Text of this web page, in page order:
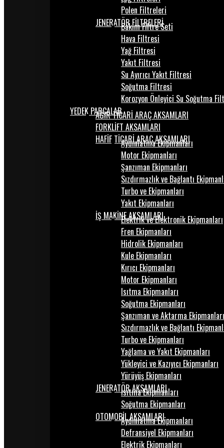
Polen Filtreleri
JENERATÖR FİLTRELERİ
Bakım Filtre Seti
Hava Filtresi
Yağ Filtresi
Yakıt Filtresi
Su Ayırıcı Yakıt Filtresi
Soğutma Filtresi
Korozyon Önleyici Su Soğutma
YEDEK PARÇALARAĞIR TİCARİ ARAÇ AKSAMLARI
FORKLİFT AKSAMLARI
HAFİF TİCARİ ARAÇ AKSAMLARI
Aydınlatma Ekipmanları
Motor Ekipmanları
Şanzıman Ekipmanları
Sızdırmazlık ve Bağlantı
Turbo ve Ekipmanları
Yakıt Ekipmanları
İŞ MAKİNE AKSAMLARI
Elektrik ve Elektronik Ekipmanları
Fren Ekipmanları
Hidrolik Ekipmanları
Kule Ekipmanları
Kırıcı Ekipmanları
Motor Ekipmanları
Isıtma Ekipmanları
Soğutma Ekipmanları
Şanzıman ve Aktarma Ekipmanları
Sızdırmazlık ve Bağlantı
Turbo ve Ekipmanları
Yağlama ve Yakıt Ekipmanları
Yükleyici ve Kazıyıcı Ekipmanları
Yürüyüş Ekipmanları
JENERATÖR AKSAMLARI
Isıtma Ekipmanları
Soğutma Ekipmanları
OTOMOBİL AKSAMLARI
Aydınlatma Ekipmanları
Defransiyel Ekipmanları
Elektrik Ekipmanları